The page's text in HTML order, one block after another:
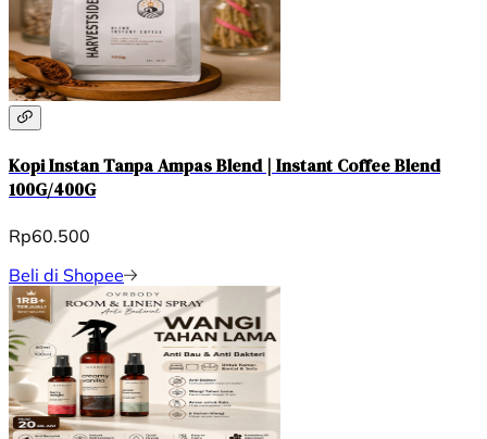
Kopi Instan Tanpa Ampas Blend | Instant Coffee Blend
100G/400G
Rp60.500
Beli di Shopee